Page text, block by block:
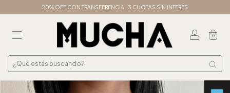
20% OFF CON TRANSFERENCIA · 3 CUOTAS SIN INTERÉS
0